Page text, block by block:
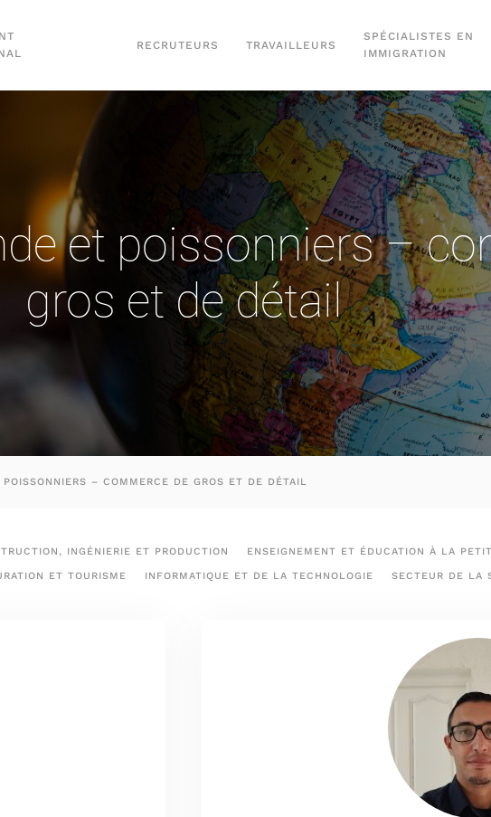
RECRUTEURS TRAVAILLEURS
SPÉCIALISTES EN
IMMIGRATION
et poissonniers –
gros et de détail
– COMMERCE DE GROS ET DE DÉTAIL
INGÉNIERIE ET PRODUCTION ENSEIGNEMENT ET ÉDUCATION À LA
ET TOURISME INFORMATIQUE ET DE LA TECHNOLOGIE SECTEUR DE LA